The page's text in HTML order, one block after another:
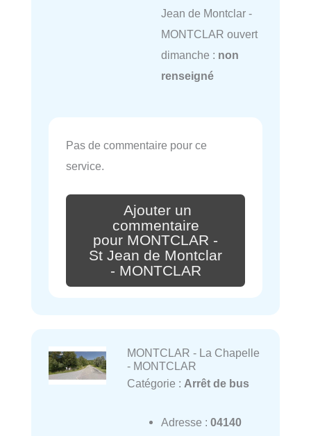
Jean de Montclar -
MONTCLAR ouvert
dimanche : non
renseigné
Pas de commentaire pour ce
service.
Ajouter un
commentaire
pour MONTCLAR -
St Jean de Montclar
- MONTCLAR
MONTCLAR - La Chapelle
- MONTCLAR
Catégorie : Arrêt de bus
Adresse : 04140